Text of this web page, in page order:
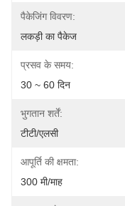
पैकेजिंग विवरण:
लकड़ी का पैकेज
प्रसव के समय:
30 ~ 60 दिन
भुगतान शर्तें:
टीटी/एलसी
आपूर्ति की क्षमता:
300 मी/माह